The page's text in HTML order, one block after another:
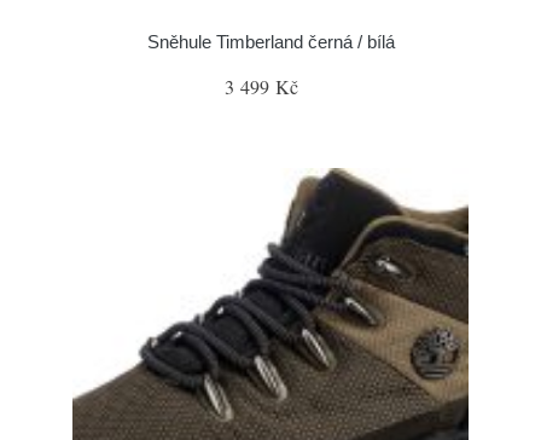
Sněhule Timberland černá / bílá
3 499 Kč